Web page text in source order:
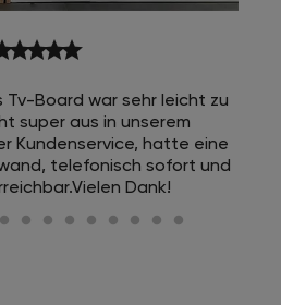
starstarstarstar
Tv-Board war sehr leicht zu
super aus in unserem
Kundenservice, hatte eine
telefonisch sofort und
Dank!